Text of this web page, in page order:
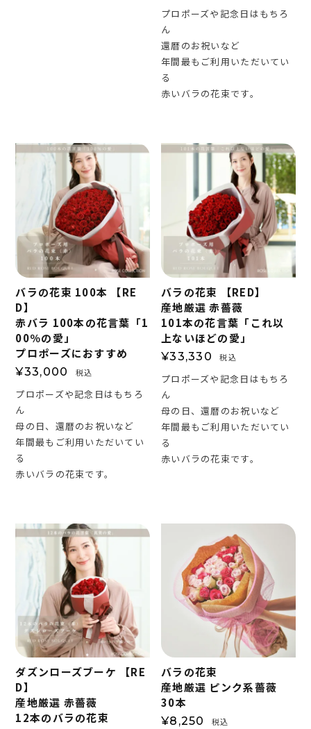
プロポーズや記念日はもちろ
ん
還暦のお祝いなど
年間最もご利用いただいてい
る
赤いバラの花束です。
バラの花束 100本 【RE
D】
赤バラ 100本の花言葉「1
00％の愛」
プロポーズにおすすめ
¥33,000 税込
プロポーズや記念日はもちろ
ん
母の日、還暦のお祝いなど
年間最もご利用いただいてい
る
赤いバラの花束です。
バラの花束 【RED】
産地厳選 赤薔薇
101本の花言葉「これ以
上ないほどの愛」
¥33,330 税込
プロポーズや記念日はもちろ
ん
母の日、還暦のお祝いなど
年間最もご利用いただいてい
る
赤いバラの花束です。
ダズンローズブーケ 【RE
D】
産地厳選 赤薔薇
12本のバラの花束
バラの花束
産地厳選 ピンク系薔薇
30本
¥8,250 税込